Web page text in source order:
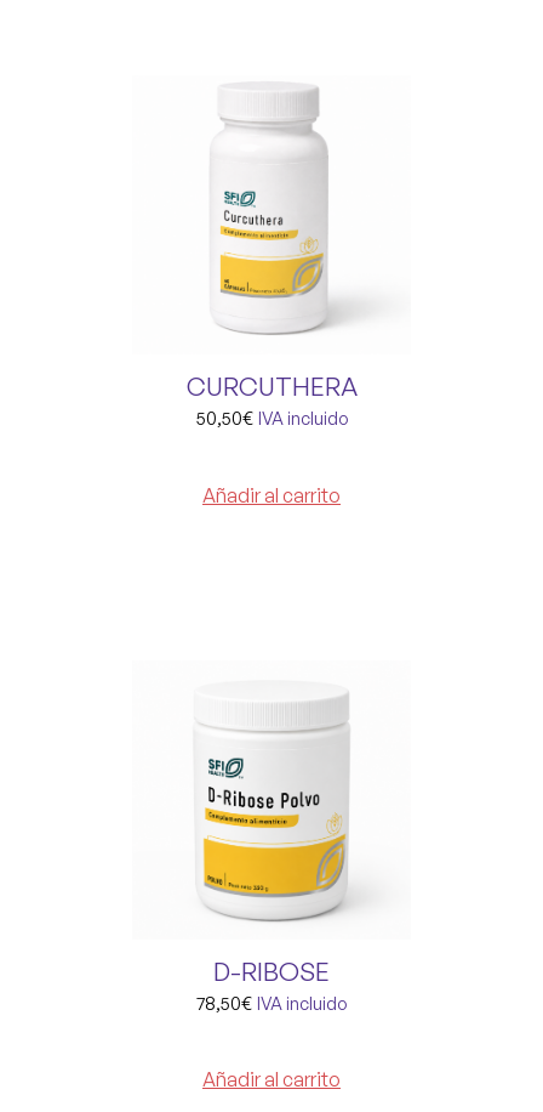
CURCUTHERA
50,50€ IVA incluido
Añadir al carrito
D-RIBOSE
78,50€ IVA incluido
Añadir al carrito